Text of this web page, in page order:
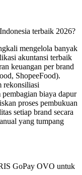
terbaik 2026?
mengelola banyak
akuntansi terbaik
keuangan per brand
ShopeeFood).
rekonsiliasi
biaya dapur
proses pembukuan
setiap brand secara
yang tumpang
GoPay OVO untuk